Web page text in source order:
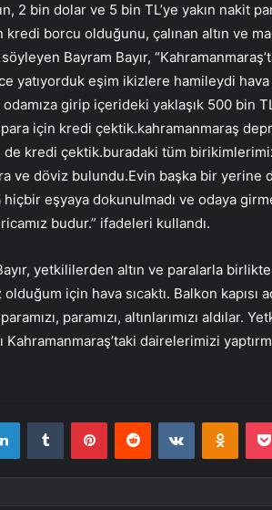
2 bin dolar ve 5 bin TL’ye yakın nakit
kredi borcu olduğunu, çalınan altın ve
Bayram Bayır,
yatıyorduk eşim ikizlere hamileydi hava
odamıza girip içerideki yaklaşık 500 bin
için kredi çektik.kahramanmaraş
de kredi çektik.buradaki tüm
ve döviz bulundu.Evin başka bir yerine
eşyaya dokunulmadı ve odaya
budur.” ifadeleri kullandı.
yetkililerden altın ve paralarla
olduğum için hava sıcaktı. Balkon kapısı
paramızı, altınlarımızı aldılar.
Kahramanmaraş’taki dairelerimizi
LinkedInTumblr PinterestReddit VKontakte